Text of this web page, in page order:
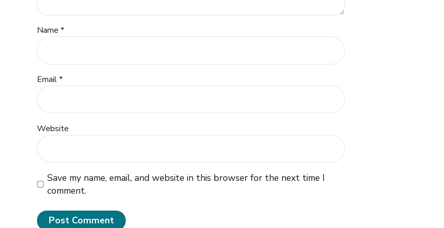
Name *
Email *
Website
Save my name, email, and website in this browser for the next time I
comment.
Post Comment